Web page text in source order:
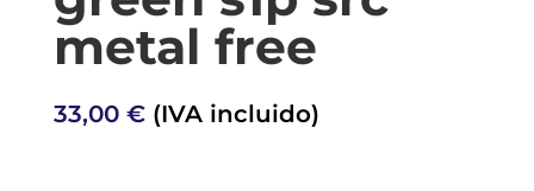
metal free
33,00 € (IVA incluido)